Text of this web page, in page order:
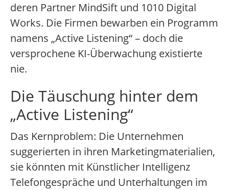
deren Partner MindSift und 1010 Digital
Works. Die Firmen bewarben ein Programm
namens „Active Listening“ – doch die
versprochene KI-Überwachung existierte
nie.
Die Täuschung hinter dem
„Active Listening“
Das Kernproblem: Die Unternehmen
suggerierten in ihren Marketingmaterialien,
sie könnten mit Künstlicher Intelligenz
Telefongespräche und Unterhaltungen im